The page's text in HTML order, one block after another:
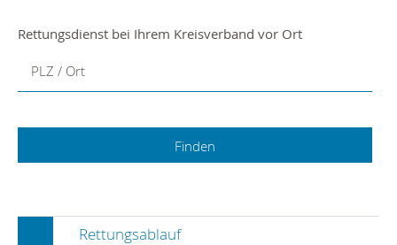
Rettungsdienst bei Ihrem Kreisverband vor Ort
PLZ / Ort
Rettungsablauf